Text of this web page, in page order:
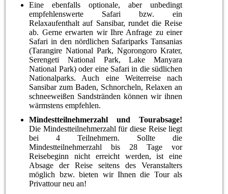
Eine ebenfalls optionale, aber unbedingt
empfehlenswerte Safari bzw. ein
Relaxaufenthalt auf Sansibar, rundet die Reise
ab. Gerne erwarten wir Ihre Anfrage zu einer
Safari in den nördlichen Safariparks Tansanias
(Tarangire National Park, Ngorongoro Krater,
Serengeti National Park, Lake Manyara
National Park) oder eine Safari in die südlichen
Nationalparks. Auch eine Weiterreise nach
Sansibar zum Baden, Schnorcheln, Relaxen an
schneeweißen Sandstränden können wir ihnen
wärmstens empfehlen.
Mindestteilnehmerzahl und Tourabsage!
Die Mindestteilnehmerzahl für diese Reise liegt
bei 4 Teilnehmern. Sollte die
Mindestteilnehmerzahl bis 28 Tage vor
Reisebeginn nicht erreicht werden, ist eine
Absage der Reise seitens des Veranstalters
möglich bzw. bieten wir Ihnen die Tour als
Privattour neu an!